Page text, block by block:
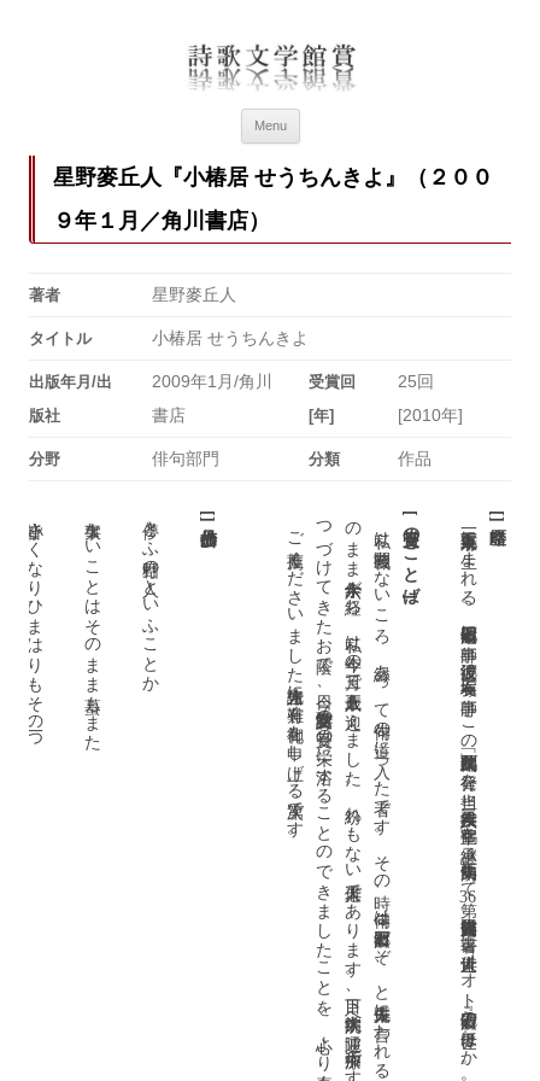
詩歌文学館賞
Menu
星野麥丘人『小椿居 せうちんきよ』（２００
９年１月／角川書店）
著者 星野麥丘人
タイトル 小椿居 せうちんきよ
出版年月/出
版社
2009年1月/角川
書店
受賞回
[年]
25回
[2010年]
分野 俳句部門 分類 作品
[
]
一九二五年東京府下に生まれる。四七年石田波郷に師事。波郷没後、石塚友二に師事。この間「鶴」編集及び発行を担当。八六年友二没後、「鶴」主宰を継承。句集『雨滴集』にて第
36
回俳人協会賞受賞。著書に『近世俳人ノオト』『石田波郷の世界』ほか。俳人協会顧問。
[
受賞のことば
]
。
ご推薦くださいました諸先生方に有難く御礼を申し上げる次第です。
[
]
儚々とふ枯野の人といふことか
大事ないことはそのまま蟇もまた
皆小さくなりひまはりもその一つ